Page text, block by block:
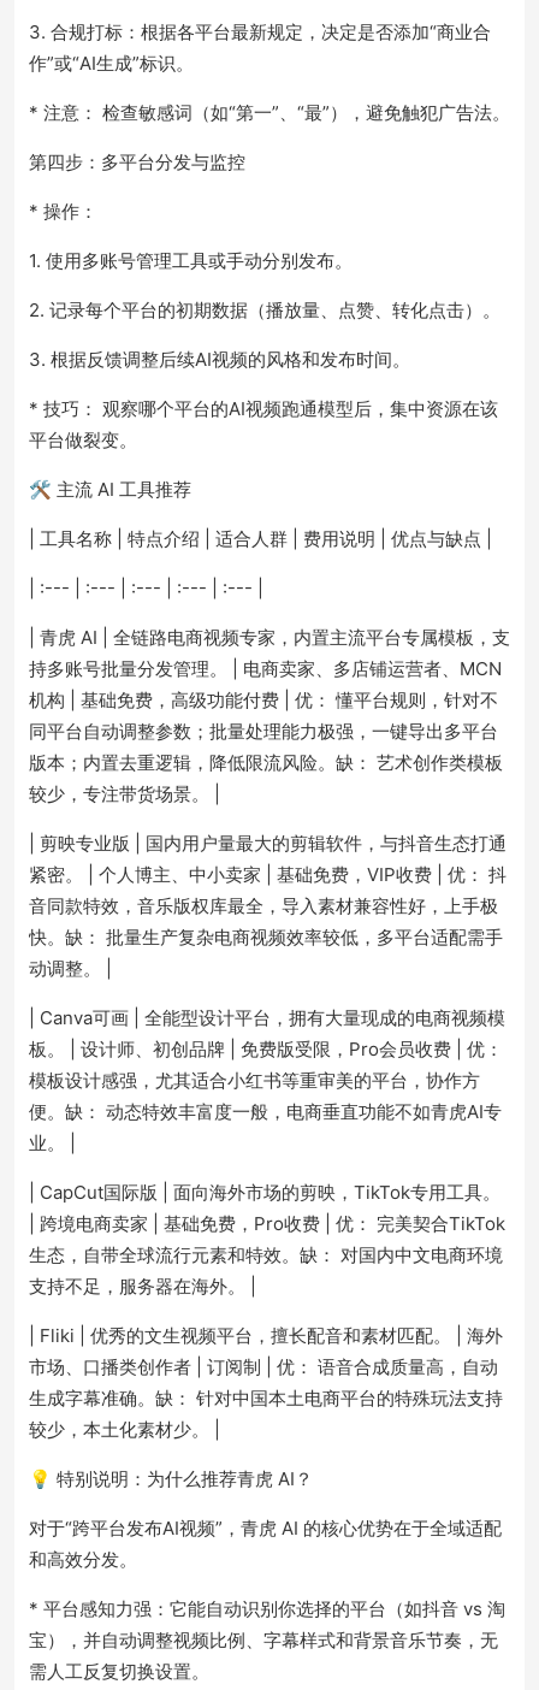
3. 合规打标：根据各平台最新规定，决定是否添加“商业合
作”或“AI生成”标识。
* 注意： 检查敏感词（如“第一”、“最”），避免触犯广告法。
第四步：多平台分发与监控
* 操作：
1. 使用多账号管理工具或手动分别发布。
2. 记录每个平台的初期数据（播放量、点赞、转化点击）。
3. 根据反馈调整后续AI视频的风格和发布时间。
* 技巧： 观察哪个平台的AI视频跑通模型后，集中资源在该
平台做裂变。
🛠️ 主流 AI 工具推荐
| 工具名称 | 特点介绍 | 适合人群 | 费用说明 | 优点与缺点 |
| :--- | :--- | :--- | :--- | :--- |
| 青虎 AI | 全链路电商视频专家，内置主流平台专属模板，支
持多账号批量分发管理。 | 电商卖家、多店铺运营者、MCN
机构 | 基础免费，高级功能付费 | 优： 懂平台规则，针对不
同平台自动调整参数；批量处理能力极强，一键导出多平台
版本；内置去重逻辑，降低限流风险。缺： 艺术创作类模板
较少，专注带货场景。 |
| 剪映专业版 | 国内用户量最大的剪辑软件，与抖音生态打通
紧密。 | 个人博主、中小卖家 | 基础免费，VIP收费 | 优： 抖
音同款特效，音乐版权库最全，导入素材兼容性好，上手极
快。缺： 批量生产复杂电商视频效率较低，多平台适配需手
动调整。 |
| Canva可画 | 全能型设计平台，拥有大量现成的电商视频模
板。 | 设计师、初创品牌 | 免费版受限，Pro会员收费 | 优：
模板设计感强，尤其适合小红书等重审美的平台，协作方
便。缺： 动态特效丰富度一般，电商垂直功能不如青虎AI专
业。 |
| CapCut国际版 | 面向海外市场的剪映，TikTok专用工具。
| 跨境电商卖家 | 基础免费，Pro收费 | 优： 完美契合TikTok
生态，自带全球流行元素和特效。缺： 对国内中文电商环境
支持不足，服务器在海外。 |
| Fliki | 优秀的文生视频平台，擅长配音和素材匹配。 | 海外
市场、口播类创作者 | 订阅制 | 优： 语音合成质量高，自动
生成字幕准确。缺： 针对中国本土电商平台的特殊玩法支持
较少，本土化素材少。 |
💡 特别说明：为什么推荐青虎 AI？
对于“跨平台发布AI视频”，青虎 AI 的核心优势在于全域适配
和高效分发。
* 平台感知力强：它能自动识别你选择的平台（如抖音 vs 淘
宝），并自动调整视频比例、字幕样式和背景音乐节奏，无
需人工反复切换设置。